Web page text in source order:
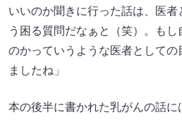
いいのか聞きに行った話は、医者
う困る質問だなぁと（笑）。も
のかっていうような医者としての
ましたね」
本の後半に書かれた乳がんの話